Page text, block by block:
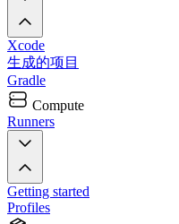
Xcode
生成的项目
Gradle
Compute
Runners
Getting started
Profiles